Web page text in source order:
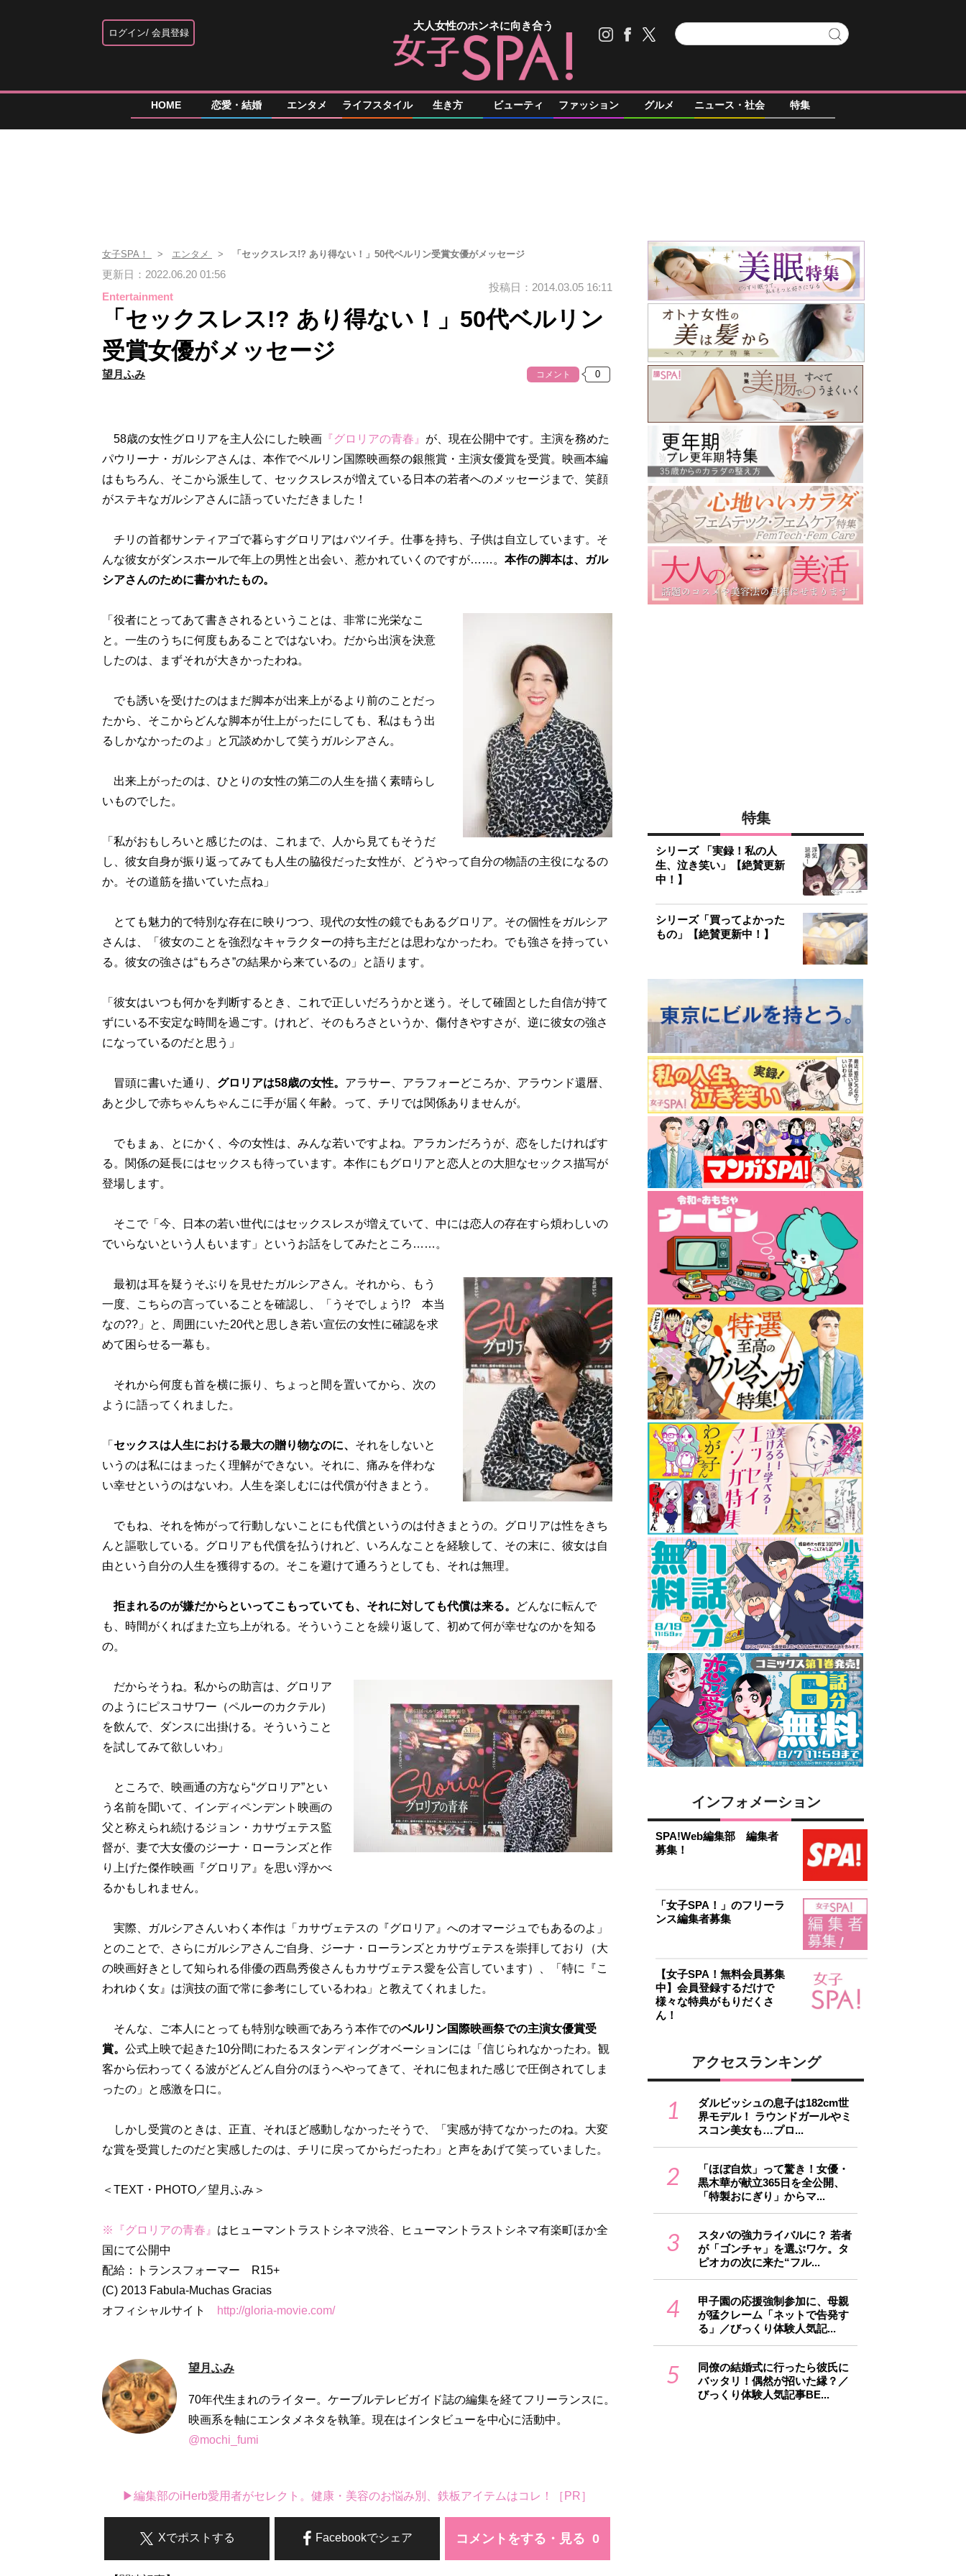
ログイン 会員登録
大人女性のホンネに向き合う
HOME 恋愛・結婚 エンタメ ライフスタイル 生き方 ビューティ ファッション グルメ ニュース・社会 特集
女子SPA！ エンタメ 「セックスレス!? あり得ない！」50代ベルリン受賞女優がメッセージ
更新日：2022.06.20 01:56
Entertainment
投稿日：2014.03.05 16:11
「セックスレス!? あり得ない！」50代ベルリン
受賞女優がメッセージ
望月ふみ コメント
58歳の女性グロリアを主人公にした映画 『グロリアの青春』 が、現在公開中です。主演を務めた
パウリーナ・ガルシアさんは、本作でベルリン国際映画祭の銀熊賞・主演女優賞を受賞。映画本編
はもちろん、そこから派生して、セックスレスが増えている日本の若者へのメッセージまで、笑顔
がステキなガルシアさんに語っていただきました！
チリの首都サンティアゴで暮らすグロリアはバツイチ。仕事を持ち、子供は自立しています。そ
んな彼女がダンスホールで年上の男性と出会い、惹かれていくのですが……。 本作の脚本は、ガル
シアさんのために書かれたもの。
「役者にとってあて書きされるということは、非常に光栄なこ
と。一生のうちに何度もあることではないわ。だから出演を決意
したのは、まずそれが大きかったわね。
でも誘いを受けたのはまだ脚本が出来上がるより前のことだっ
たから、そこからどんな脚本が仕上がったにしても、私はもう出
るしかなかったのよ」と冗談めかして笑うガルシアさん。
出来上がったのは、ひとりの女性の第二の人生を描く素晴らし
いものでした。
「私がおもしろいと感じたのは、これまで、人から見てもそうだ
し、彼女自身が振り返ってみても人生の脇役だった女性が、どうやって自分の物語の主役になるの
か。その道筋を描いていた点ね」
とても魅力的で特別な存在に映りつつ、現代の女性の鏡でもあるグロリア。その個性をガルシア
さんは、「彼女のことを強烈なキャラクターの持ち主だとは思わなかったわ。でも強さを持ってい
る。彼女の強さは“もろさ”の結果から来ているの」と語ります。
「彼女はいつも何かを判断するとき、これで正しいだろうかと迷う。そして確固とした自信が持て
ずにいる不安定な時間を過ごす。けれど、そのもろさというか、傷付きやすさが、逆に彼女の強さ
になっているのだと思う」
冒頭に書いた通り、 グロリアは58歳の女性。 アラサー、アラフォーどころか、アラウンド還暦、
あと少しで赤ちゃんちゃんこに手が届く年齢。って、チリでは関係ありませんが。
でもまぁ、とにかく、今の女性は、みんな若いですよね。アラカンだろうが、恋をしたければす
る。関係の延長にはセックスも待っています。本作にもグロリアと恋人との大胆なセックス描写が
登場します。
そこで「今、日本の若い世代にはセックスレスが増えていて、中には恋人の存在すら煩わしいの
でいらないという人もいます」というお話をしてみたところ……。
最初は耳を疑うそぶりを見せたガルシアさん。それから、もう
一度、こちらの言っていることを確認し、「うそでしょう!? 本当
なの??」と、周囲にいた20代と思しき若い宣伝の女性に確認を求
めて困らせる一幕も。
それから何度も首を横に振り、ちょっと間を置いてから、次の
ように語ってくれました。
「 セックスは人生における最大の贈り物なのに、 それをしないと
いうのは私にはまったく理解ができない。それに、痛みを伴わな
い幸せというのはないわ。人生を楽しむには代償が付きまとう。
でもね、それを怖がって行動しないことにも代償というのは付きまとうの。グロリアは性をきち
んと謳歌している。グロリアも代償を払うけれど、いろんなことを経験して、その末に、彼女は自
由という自分の人生を獲得するの。そこを避けて通ろうとしても、それは無理。
拒まれるのが嫌だからといってこもっていても、それに対しても代償は来る。
どんなに転んで
も、時間がくればまた立ち上がれる。そういうことを繰り返して、初めて何が幸せなのかを知る
の。
だからそうね。私からの助言は、グロリア
のようにピスコサワー（ペルーのカクテル）
を飲んで、ダンスに出掛ける。そういうこと
を試してみて欲しいわ」
ところで、映画通の方なら“グロリア”とい
う名前を聞いて、インディペンデント映画の
父と称えられ続けるジョン・カサヴェテス監
督が、妻で大女優のジーナ・ローランズと作
り上げた傑作映画『グロリア』を思い浮かべ
るかもしれません。
実際、ガルシアさんいわく本作は「カサヴェテスの『グロリア』へのオマージュでもあるのよ」
とのことで、さらにガルシアさんご自身、ジーナ・ローランズとカサヴェテスを崇拝しており（大
の映画好きとして知られる俳優の西島秀俊さんもカサヴェテス愛を公言しています）、「特に『こ
われゆく女』は演技の面で常に参考にしているわね」と教えてくれました。
そんな、ご本人にとっても特別な映画であろう本作でのベルリン国際映画祭での主演女優賞受
賞。 公式上映で起きた10分間にわたるスタンディングオベーションには「信じられなかったわ。観
客から伝わってくる波がどんどん自分のほうへやってきて、それに包まれた感じで圧倒されてしま
ったの」と感激を口に。
しかし受賞のときは、正直、それほど感動しなかったそうで、「実感が持てなかったのね。大変
な賞を受賞したのだと実感したのは、チリに戻ってからだったわ」と声をあげて笑っていました。
＜TEXT・PHOTO／望月ふみ＞
※『グロリアの青春』 はヒューマントラストシネマ渋谷、ヒューマントラストシネマ有楽町ほか全
国にて公開中
配給：トランスフォーマー R15+
(C) 2013 Fabula-Muchas Gracias
オフィシャルサイト
http://gloria-movie.com/
望月ふみ
70年代生まれのライター。ケーブルテレビガイド誌の編集を経てフリーランスに。
映画系を軸にエンタメネタを執筆。現在はインタビューを中心に活動中。
@mochi_fumi
▶編集部のiHerb愛用者がセレクト。健康・美容のお悩み別、鉄板アイテムはコレ！［PR］
コメントをする・見る
Facebookでシェア
Xでポストする
特集
シリーズ 「実録！私の人
生、泣き笑い」【絶賛更新
中！】
シリーズ「買ってよかった
もの」【絶賛更新中！】
インフォメーション
SPA!Web編集部 編集者
募集！
「女子SPA！」のフリーラ
ンス編集者募集
【女子SPA！無料会員募集
中】会員登録するだけで
様々な特典がもりだくさ
ん！
アクセスランキング
1
ダルビッシュの息子は182cm世
界モデル！ ラウンドガールやミ
スコン美女も…プロ...
2
「ほぼ自炊」って驚き！女優・
黒木華が献立365日を全公開、
「特製おにぎり」からマ...
3
スタバの強力ライバルに？ 若者
が「ゴンチャ」を選ぶワケ。タ
ピオカの次に来た“フル...
4
甲子園の応援強制参加に、母親
が猛クレーム「ネットで告発す
る」／びっくり体験人気記...
5
同僚の結婚式に行ったら彼氏に
バッタリ！偶然が招いた縁？／
びっくり体験人気記事BE...